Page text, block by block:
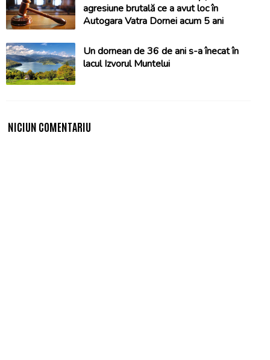
agresiune brutală ce a avut loc în
Autogara Vatra Dornei acum 5 ani
Un dornean de 36 de ani s-a înecat în
lacul Izvorul Muntelui
NICIUN COMENTARIU